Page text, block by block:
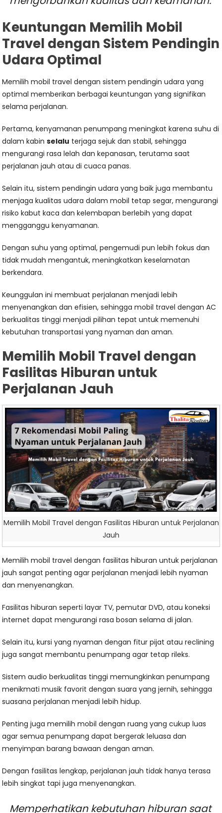
Keuntungan Memilih Mobil
Travel dengan Sistem Pendingin
Udara Optimal
Memilih mobil travel dengan sistem pendingin udara yang
optimal memberikan berbagai keuntungan yang signifikan
selama perjalanan.
Pertama, kenyamanan penumpang meningkat karena suhu di
dalam kabinselalu terjaga sejuk dan stabil, sehingga
mengurangi rasa lelah dan kepanasan, terutama saat
perjalanan jauh atau di cuaca panas.
Selain itu, sistem pendingin udara yang baik juga membantu
menjaga kualitas udara dalam mobil tetap segar, mengurangi
risiko kabut kaca dan kelembapan berlebih yang dapat
mengganggu kenyamanan.
Dengan suhu yang optimal, pengemudi pun lebih fokus dan
tidak mudah mengantuk, meningkatkan keselamatan
berkendara.
Keunggulan ini membuat perjalanan menjadi lebih
menyenangkan dan efisien, sehingga mobil travel dengan AC
berkualitas tinggi menjadi pilihan tepat untuk memenuhi
kebutuhan transportasi yang nyaman dan aman.
Memilih Mobil Travel dengan
Fasilitas Hiburan untuk
Perjalanan Jauh
Memilih Mobil Travel dengan Fasilitas Hiburan untuk Perjalanan
Jauh
Memilih mobil travel dengan fasilitas hiburan untuk perjalanan
jauh sangat penting agar perjalanan menjadi lebih nyaman
dan menyenangkan.
Fasilitas hiburan seperti layar TV, pemutar DVD, atau koneksi
internet dapat mengurangi rasa bosan selama di jalan.
Selain itu, kursi yang nyaman dengan fitur pijat atau reclining
juga sangat membantu penumpang agar tetap rileks.
Sistem audio berkualitas tinggi memungkinkan penumpang
menikmati musik favorit dengan suara yang jernih, sehingga
suasana perjalanan menjadi lebih hidup.
Penting juga memilih mobil dengan ruang yang cukup luas
agar semua penumpang dapat bergerak leluasa dan
menyimpan barang bawaan dengan aman.
Dengan fasilitas lengkap, perjalanan jauh tidak hanya terasa
lebih singkat tapi juga menyenangkan.
Memperhatikan kebutuhan hiburan saat